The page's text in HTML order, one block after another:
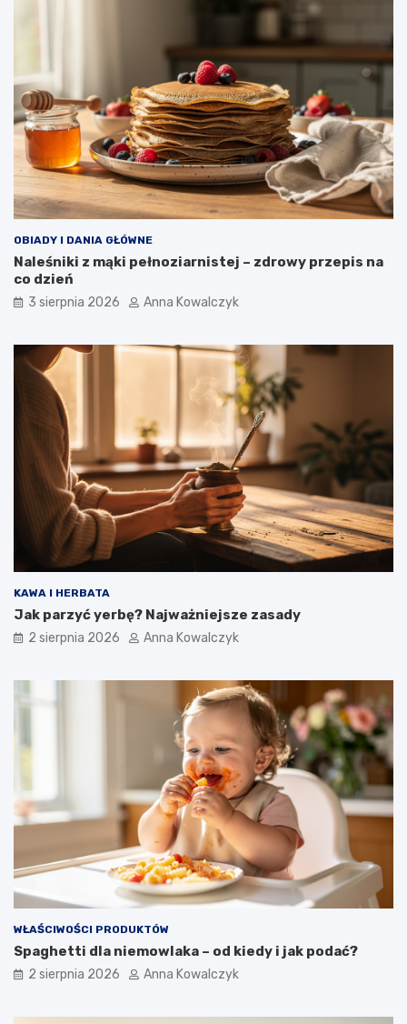
OBIADY I DANIA GŁÓWNE
Naleśniki z mąki pełnoziarnistej – zdrowy przepis na
co dzień
3 sierpnia 2026 Anna Kowalczyk
KAWA I HERBATA
Jak parzyć yerbę? Najważniejsze zasady
2 sierpnia 2026 Anna Kowalczyk
WŁAŚCIWOŚCI PRODUKTÓW
Spaghetti dla niemowlaka – od kiedy i jak podać?
2 sierpnia 2026 Anna Kowalczyk